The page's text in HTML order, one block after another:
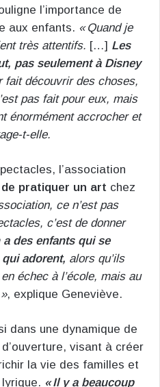
l’importance de
aux enfants. « Quand je
très attentifs. […] Les
pas seulement à Disney
fait découvrir des choses,
pas fait pour eux, mais
énormément accrocher et
t-elle.
l’association
pratiquer un art chez
ce n’est pas
c’est de donner
a des enfants qui se
adorent, alors qu’ils
échec à l’école, mais au
, explique Geneviève.
dans une dynamique de
visant à créer
la vie des familles et
« Il y a beaucoup